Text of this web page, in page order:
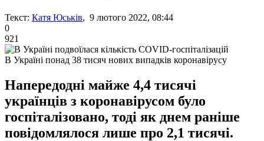
Текст: Катя Юськів, 9 лютого 2022, 08:44
0
921
В Україні понад 38 тисяч нових випадків коронавірусу
Напередодні майже 4,4 тисячі
українців з коронавірусом було
госпіталізовано, тоді як днем раніше
повідомлялося лише про 2,1 тисячі.